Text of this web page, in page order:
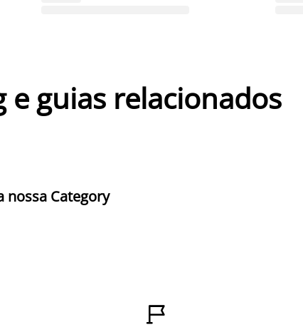
e guias relacionados
nossa Category
